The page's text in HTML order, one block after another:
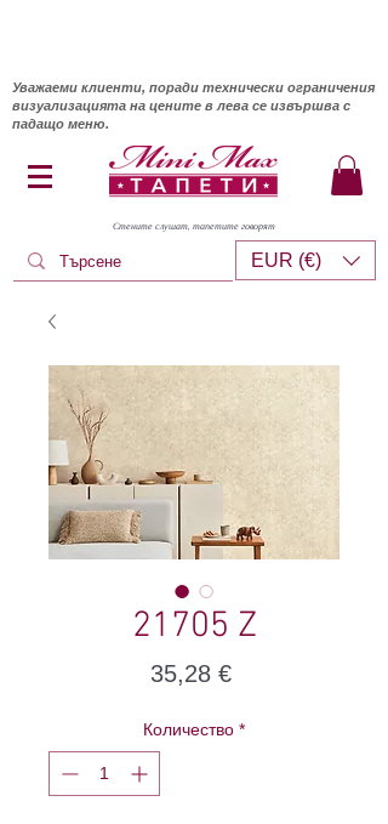
Уважаеми клиенти, поради технически ограничения
визуализацията на цените в лева се извършва с
падащо меню.
Стените слушат, тапетите говорят
EUR (€)
21705 Z
35,28 €Цена
Количество *